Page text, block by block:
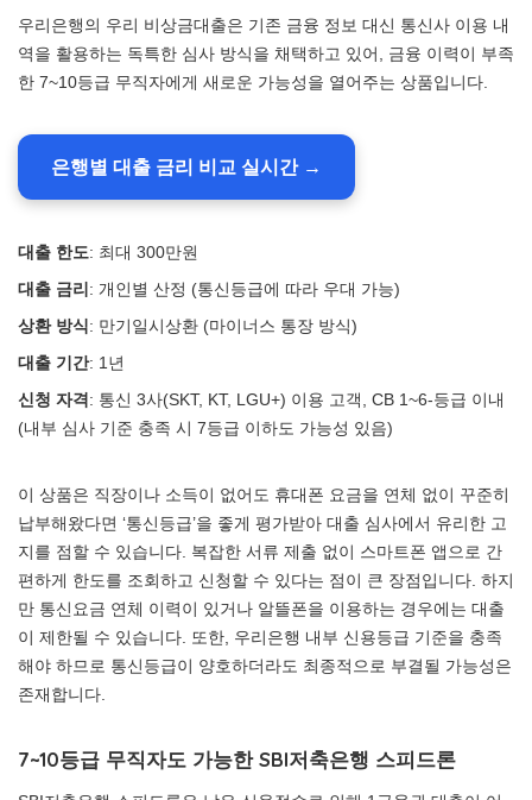
우리은행의 우리 비상금대출은 기존 금융 정보 대신 통신사 이용 내
역을 활용하는 독특한 심사 방식을 채택하고 있어, 금융 이력이 부족
한 7~10등급 무직자에게 새로운 가능성을 열어주는 상품입니다.
은행별 대출 금리 비교 실시간 →
대출 한도: 최대 300만원
대출 금리 : 개인별 산정 (통신등급에 따라 우대 가능)
상환 방식: 만기일시상환 (마이너스 통장 방식)
대출 기간: 1년
신청 자격 : 통신 3사(SKT, KT, LGU+) 이용 고객, CB 1~6-등급 이내
(내부 심사 기준 충족 시 7등급 이하도 가능성 있음)
이 상품은 직장이나 소득이 없어도 휴대폰 요금을 연체 없이 꾸준히
납부해왔다면 ‘통신등급’을 좋게 평가받아 대출 심사에서 유리한 고
지를 점할 수 있습니다. 복잡한 서류 제출 없이 스마트폰 앱으로 간
편하게 한도를 조회하고 신청할 수 있다는 점이 큰 장점입니다. 하지
만 통신요금 연체 이력이 있거나 알뜰폰을 이용하는 경우에는 대출
이 제한될 수 있습니다. 또한, 우리은행 내부 신용등급 기준을 충족
해야 하므로 통신등급이 양호하더라도 최종적으로 부결될 가능성은
존재합니다.
7~10등급 무직자도 가능한 SBI저축은행 스피드론